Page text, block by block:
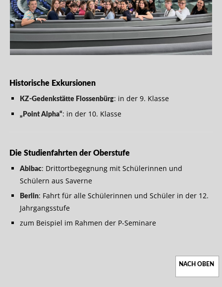
Historische Exkursionen
KZ-Gedenkstätte Flossenbürg: in der 9. Klasse
„Point Alpha“: in der 10. Klasse
Die Studienfahrten der Oberstufe
Abibac: Drittortbegegnung mit Schülerinnen und
Schülern aus Saverne
Berlin: Fahrt für alle Schülerinnen und Schüler in der 12.
Jahrgangsstufe
zum Beispiel im Rahmen der P-Seminare